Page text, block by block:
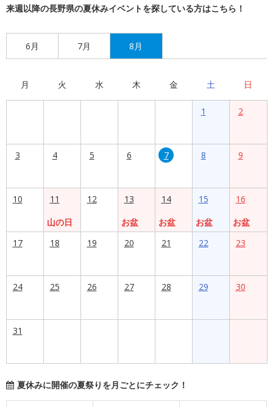
来週以降の長野県の夏休みイベントを探している方はこちら！
6月 7月 8月
月 火 水 木 金 土 日
1 2
3 4 5 6 7 8 9
10
11
山の日
12
13
お盆
14
お盆
15
お盆
16
お盆
17
18 19 20 21 22 23
24 25 26 27 28 29 30
31
夏休みに開催の夏祭りを月ごとにチェック！